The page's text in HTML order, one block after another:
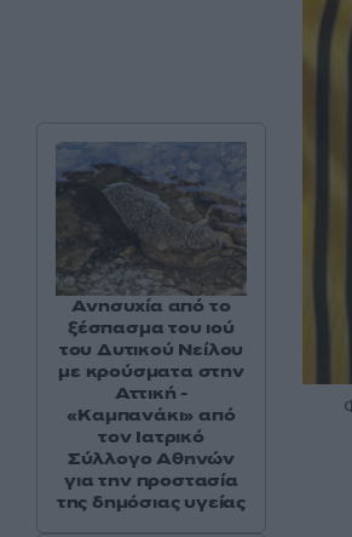
Ανησυχία από το
ξέσπασμα του ιού
του Δυτικού Νείλου
με κρούσματα στην
Αττική -
«Καμπανάκι» από
τον Ιατρικό
Σύλλογο Αθηνών
για την προστασία
της δημόσιας υγείας